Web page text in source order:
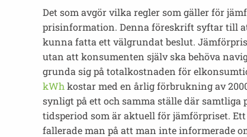
Det som avgör vilka regler som gäller för
prisinformation. Denna föreskrift syftar till
kunna fatta ett välgrundat beslut.
utan att konsumenten själv ska behöva
grunda sig på totalkostnaden för
kWh kostar med en årlig förbrukning av
synligt på ett och samma ställe där samtliga
tidsperiod som är aktuell för jämförpriset.
fallerade man på att man inte informerade